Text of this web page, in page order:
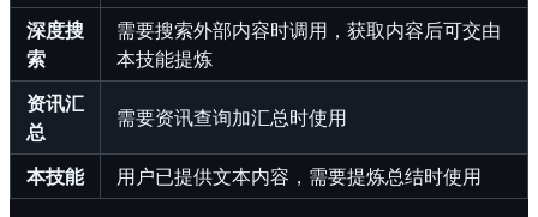
深度搜
索
需要搜索外部内容时调用，获取内容后可交由
本技能提炼
资讯汇
总
需要资讯查询加汇总时使用
本技能 用户已提供文本内容，需要提炼总结时使用